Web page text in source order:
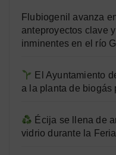
Flubiogenil avanza
anteproyectos clave
inminentes en el río
El Ayuntamiento
a la planta de biogás
Écija se llena de
vidrio durante la